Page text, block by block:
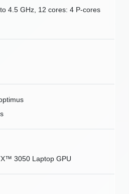
4.5 GHz, 12 cores: 4 P-cores
3050 Laptop GPU